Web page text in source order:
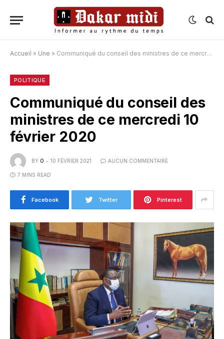
Accueil » Une » Communiqué du conseil des ministres de ce mercredi 10 février 2020
POLITIQUE
Communiqué du conseil des
ministres de ce mercredi 10
février 2020
BY O 10 FÉVRIER 2021 AUCUN COMMENTAIRE
7 MINS READ
Facebook Twitter Pinterest